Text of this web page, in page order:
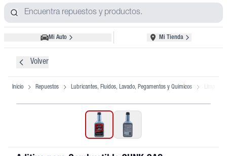
Mi Auto Mi Tienda
Volver
Inicio Repuestos Lubricantes, Fluidos, Lavado, Pegamentos y Quimicos